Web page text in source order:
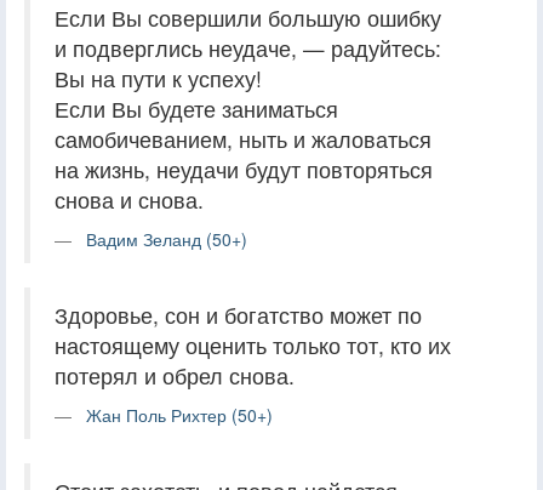
Если Вы совершили большую ошибку
и подверглись неудаче, — радуйтесь:
Вы на пути к успеху!
Если Вы будете заниматься
самобичеванием, ныть и жаловаться
на жизнь, неудачи будут повторяться
снова и снова.
Вадим Зеланд (50+)
Здоровье, сон и богатство может по
настоящему оценить только тот, кто их
потерял и обрел снова.
Жан Поль Рихтер (50+)